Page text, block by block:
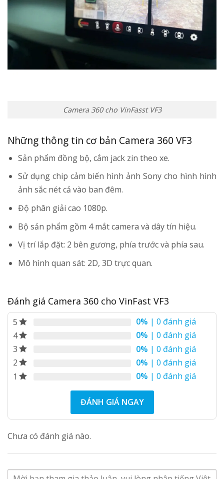
Camera 360 cho VinFasst VF3
Những thông tin cơ bản Camera 360 VF3
Sản phẩm đồng bộ, cắm jack zin theo xe.
Sử dụng chip cảm biến hình ảnh Sony cho hình hình
ảnh sắc nét cả vào ban đêm.
Độ phân giải cao 1080p.
Bộ sản phẩm gồm 4 mắt camera và dây tín hiệu.
Vị trí lắp đặt: 2 bên gương, phía trước và phía sau.
Mô hình quan sát: 2D, 3D trực quan.
Đánh giá Camera 360 cho VinFast VF3
5 0% | 0 đánh giá
4
0% | 0 đánh giá
3
0% | 0 đánh giá
2
0% | 0 đánh giá
1
0% | 0 đánh giá
ĐÁNH GIÁ NGAY
Chưa có đánh giá nào.